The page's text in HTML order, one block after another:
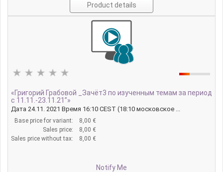
Product details
«Григорий Грабовой _Зачёт3 по изученным темам за период
с 11.11.-23.11.21”»
Дата 24.11. 2021 Время 16:10 CEST (18:10 московское ...
Base price for variant:
8,00 €
Sales price:
8,00 €
Sales price without tax:
8,00 €
Notify Me